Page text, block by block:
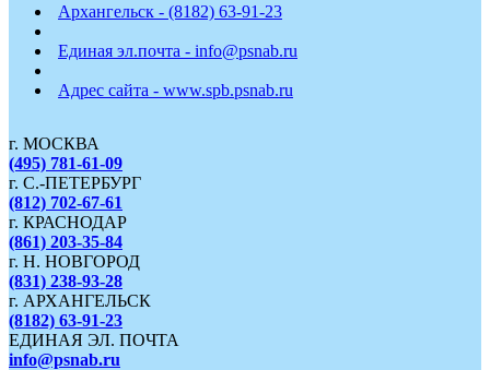
Архангельск - (8182) 63-91-23
Единая эл.почта - info@psnab.ru
Адрес сайта - www.spb.psnab.ru
г. МОСКВА
(495) 781-61-09
г. С.-ПЕТЕРБУРГ
(812) 702-67-61
г. КРАСНОДАР
(861) 203-35-84
г. Н. НОВГОРОД
(831) 238-93-28
г. АРХАНГЕЛЬСК
(8182) 63-91-23
ЕДИНАЯ ЭЛ. ПОЧТА
info@psnab.ru